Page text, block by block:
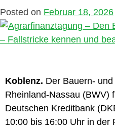
Posted on Februar 18, 2026
Koblenz. Der Bauern-
Rheinland-Nassau (BWV)
Deutschen Kreditbank
10:00 bis 16:00 Uhr in der